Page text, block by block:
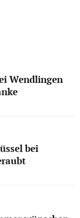
Wendlingen
bei